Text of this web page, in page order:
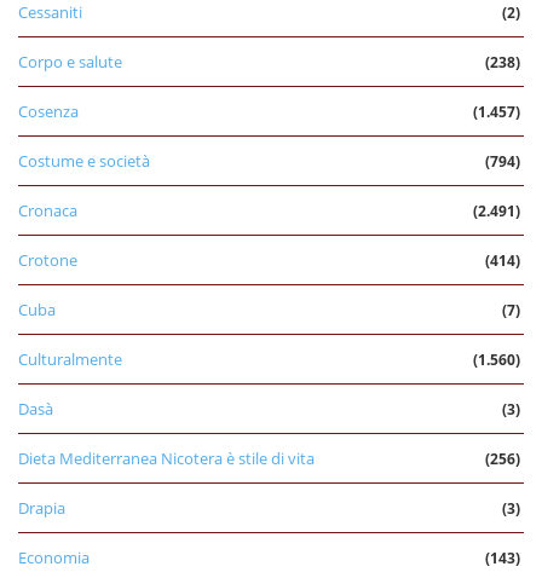
Cessaniti (2)
Corpo e salute (238)
Cosenza (1.457)
Costume e società (794)
Cronaca (2.491)
Crotone (414)
Cuba (7)
Culturalmente (1.560)
Dasà (3)
Dieta Mediterranea Nicotera è stile di vita (256)
Drapia (3)
Economia (143)